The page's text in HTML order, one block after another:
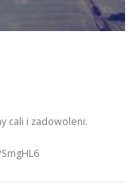
cali i zadowoleni.